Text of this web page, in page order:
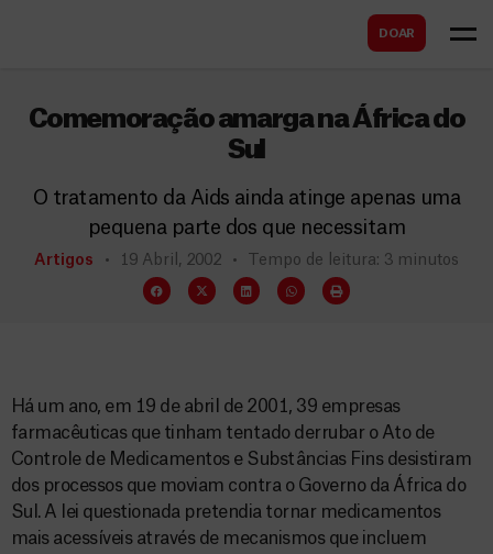
DOAR
r
Comemoração amarga na África do
Sul
O tratamento da Aids ainda atinge apenas uma
pequena parte dos que necessitam
Artigos 19 Abril, 2002 Tempo de leitura: 3 minutos
Há um ano, em 19 de abril de 2001, 39 empresas
farmacêuticas que tinham tentado derrubar o Ato de
Controle de Medicamentos e Substâncias Fins desistiram
dos processos que moviam contra o Governo da África do
Sul. A lei questionada pretendia tornar medicamentos
mais acessíveis através de mecanismos que incluem
c
a